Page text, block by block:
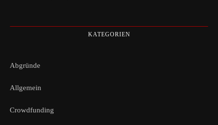
KATEGORIEN
Abgründe
Allgemein
Crowdfunding